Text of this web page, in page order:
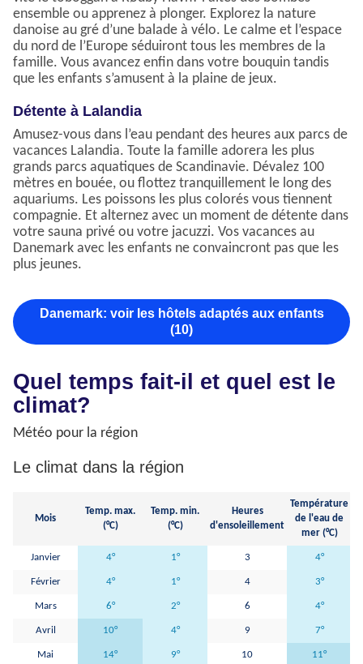
ensemble ou apprenez à plonger. Explorez la nature
danoise au gré d’une balade à vélo. Le calme et l’espace
du nord de l’Europe séduiront tous les membres de la
famille. Vous avancez enfin dans votre bouquin tandis
que les enfants s’amusent à la plaine de jeux.
Détente à Lalandia
Amusez-vous dans l’eau pendant des heures aux parcs de
vacances Lalandia. Toute la famille adorera les plus
grands parcs aquatiques de Scandinavie. Dévalez 100
mètres en bouée, ou flottez tranquillement le long des
aquariums. Les poissons les plus colorés vous tiennent
compagnie. Et alternez avec un moment de détente dans
votre sauna privé ou votre jacuzzi. Vos vacances au
Danemark avec les enfants ne convaincront pas que les
plus jeunes.
Danemark: voir les hôtels adaptés aux enfants
(10)
Quel temps fait-il et quel est le
climat?
Météo pour la région
Le climat dans la région
Mois
Temp. max.
(°C)
Temp. min.
(°C)
Heures
d'ensoleillement
Température
de l'eau de
mer (°C)
Janvier 4° 1° 3 4°
Février 4° 1° 4 3°
Mars 6° 2° 6 4°
Avril 10° 4° 9 7°
Mai 14° 9° 10 11°